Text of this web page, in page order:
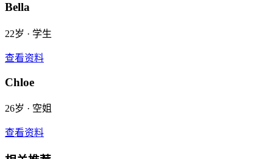
Bella
22岁 · 学生
查看资料
Chloe
26岁 · 空姐
查看资料